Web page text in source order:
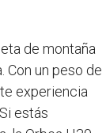
de montaña
Con un peso de
experiencia
estás